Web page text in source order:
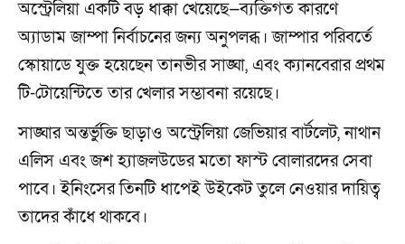
অস্ট্রেলিয়া একটি বড় ধাক্কা খেয়েছে—ব্যক্তিগত কারণে
অ্যাডাম জাম্পা নির্বাচনের জন্য অনুপলব্ধ। জাম্পার পরিবর্তে
স্কোয়াডে যুক্ত হয়েছেন তানভীর সাঙ্ঘা, এবং ক্যানবেরার প্রথম
টি-টোয়েন্টিতে তার খেলার সম্ভাবনা রয়েছে।
সাঙ্ঘার অন্তর্ভুক্তি ছাড়াও অস্ট্রেলিয়া জেভিয়ার বার্টলেট, নাথান
এলিস এবং জশ হ্যাজলউডের মতো ফাস্ট বোলারদের সেবা
পাবে। ইনিংসের তিনটি ধাপেই উইকেট তুলে নেওয়ার দায়িত্ব
তাদের কাঁধে থাকবে।